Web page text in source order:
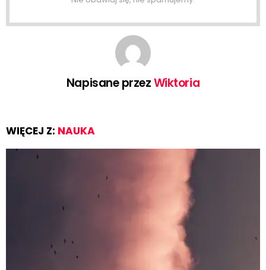
Napisane przezWiktoria
WIĘCEJ Z: NAUKA